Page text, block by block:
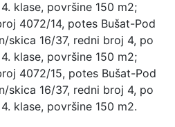
klase, površine 150 m2;
4072/14, potes Bušat-Pod
skica 16/37, redni broj 4, po
klase, površine 150 m2;
4072/15, potes Bušat-Pod
skica 16/37, redni broj 4, po
klase, površine 150 m2.